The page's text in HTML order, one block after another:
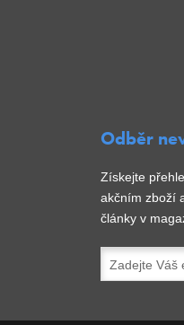
Odběr
Získejte
akčním zboží
články v